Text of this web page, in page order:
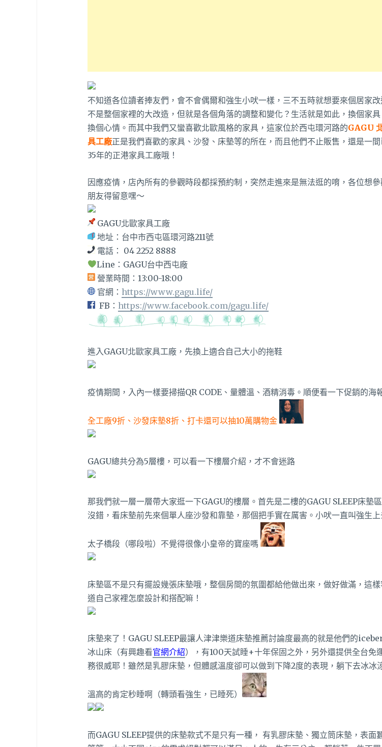
不知道各位讀者捧友們，會不會偶爾和強生小吠一樣，三不五時就想要來個居家
不是整個家裡的大改造，但就是各個角落的調整和變化？生活就是如此，換個家
換個心情。而其中我們又蠻喜歡北歐風格的家具，這家位於西屯環河路的GAGU
具工廠正是我們喜歡的家具、沙發、床墊等的所在，而且他們不止販售，還是一
35年的正港家具工廠哦！
因應疫情，店內所有的參觀時段都採預約制，突然走進來是無法逛的唷，各位想
朋友得留意嘿～
GAGU北歐家具工廠
地址：台中市西屯區環河路211號
電話： 04 2252 8888
Line：GAGU台中西屯廠
營業時間：13:00-18:00
官網： https://www.gagu.life/
FB： https://www.facebook.com/gagu.life/
進入GAGU北歐家具工廠，先換上適合自己大小的拖鞋
疫情期間，入內一樣要掃描QR CODE、量體溫、酒精消毒。順便看一下促銷的海
全工廠9折、沙發床墊8折、打卡還可以抽10萬購物金
GAGU總共分為5層樓，可以看一下樓層介紹，才不會迷路
那我們就一層一層帶大家逛一下GAGU的樓層。首先是二樓的GAGU SLEEP床墊
沒錯，看床墊前先來個單人座沙發和靠墊，那個把手實在厲害。小吠一直叫強生上
太子橋段（哪段啦）不覺得很像小皇帝的寶座嗎
床墊區不是只有擺設幾張床墊哦，整個房間的氛圍都給他做出來，做好做滿，這
道自己家裡怎麼設計和搭配嘛！
床墊來了！GAGU SLEEP最讓人津津樂道床墊推薦討論度最高的就是他們的
冰山床（有興趣看官網介紹），有100天試睡+十年保固之外，另外還提供全台免
務很威耶！雖然是乳膠床墊，但體感溫度卻可以做到下降2度的表現，躺下去冰冰
溫高的肯定秒睡啊（轉頭看強生，已睡死）
而GAGU SLEEP提供的床墊款式不是只有一種， 有乳膠床墊、獨立筒床墊，表面